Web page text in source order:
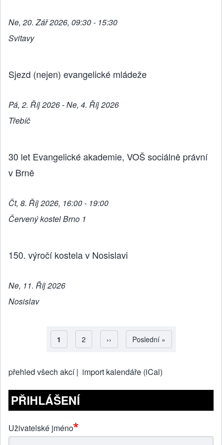
Ne, 20. Zář 2026, 09:30 - 15:30
Svitavy
Sjezd (nejen) evangelické mládeže
Pá, 2. Říj 2026 - Ne, 4. Říj 2026
Třebíč
30 let Evangelické akademie, VOŠ sociálně právní
v Brně
Čt, 8. Říj 2026, 16:00 - 19:00
Červený kostel Brno 1
150. výročí kostela v Nosislavi
Ne, 11. Říj 2026
Nosislav
Pagination
Aktuální stránka
1 Strana
2 Následující stránka
›› Poslední stránka
Poslední »
přehled všech akcí | import kalendáře (iCal)
PŘIHLÁŠENÍ
Uživatelské jméno